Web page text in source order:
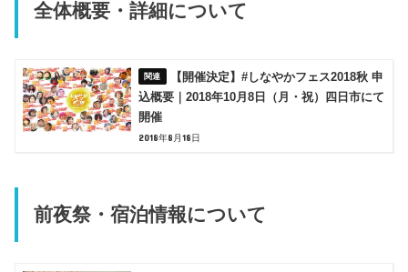
全体概要・詳細について
【開催決定】#しなやかフェス2018秋 申
込概要｜2018年10月8日（月・祝）四日市にて
開催
2018年8月18日
前夜祭・宿泊情報について